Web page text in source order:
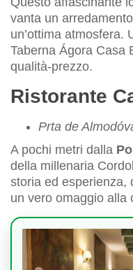
vanta un
un’ottima atmosfera.
Taberna Ágora Casa
qualità-prezzo.
Ristorante
Prta de
A pochi metri dalla
della millenaria
storia ed esperienza,
un vero omaggio alla